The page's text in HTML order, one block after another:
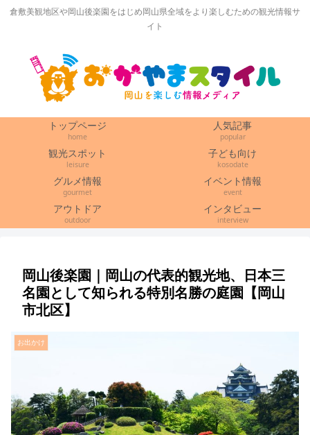
倉敷美観地区や岡山後楽園をはじめ岡山県全域をより楽しむための観光情報サ
イト
トップページ
home
人気記事
popular
観光スポット
leisure
子ども向け
kosodate
グルメ情報
gourmet
イベント情報
event
アウトドア
outdoor
インタビュー
interview
岡山後楽園｜岡山の代表的観光地、日本三
名園として知られる特別名勝の庭園【岡山
市北区】
お出かけ